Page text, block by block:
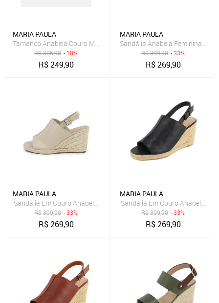
MARIA PAULA
Tamanco Anabela Couro Maria Paula Calce Fácil Caramelo
R$305,90 - 18%
R$249,90
MARIA PAULA
Sandália Anabela Feminina Em
R$399,90 - 33%
R$269,90
MARIA PAULA
Sandália Em Couro Anabela Maria Paula Fechada Largas Cordas
R$399,90 - 33%
R$269,90
MARIA PAULA
R$399,90 - 33%
R$269,90